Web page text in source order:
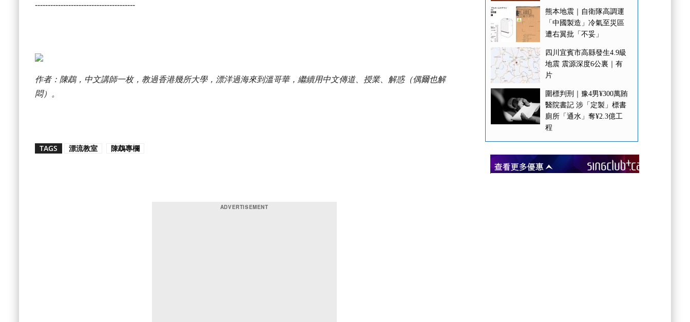
---------------------------------------
作者：陳鵡，中文講師一枚，教過香港幾所大學，漂洋過海來到溫哥華，繼續用中文傳道、授業、解惑（偶爾也解
悶）。
TAGS 漂流教室 陳鵡專欄